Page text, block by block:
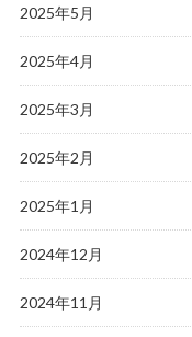
2025年5月
2025年4月
2025年3月
2025年2月
2025年1月
2024年12月
2024年11月